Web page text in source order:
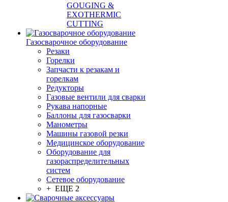
GOUGING &
EXOTHERMIC
CUTTING
Газосварочное оборудование
Резаки
Горелки
Запчасти к резакам и
горелкам
Редукторы
Газовые вентили для сварки
Рукава напорные
Баллоны для газосварки
Манометры
Машины газовой резки
Медицинское оборудование
Оборудование для
газораспределительных
систем
Сетевое оборудование
+ ЕЩЕ 2